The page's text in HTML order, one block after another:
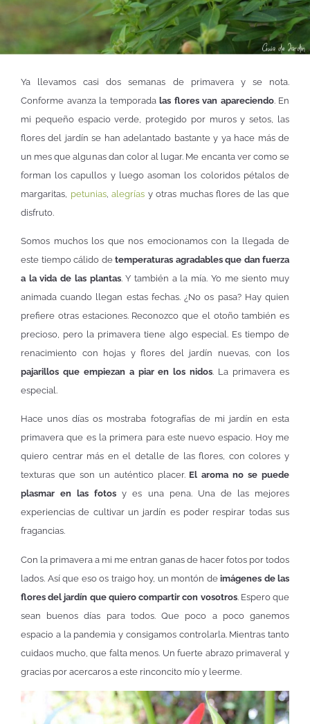
Ya llevamos casi dos semanas de primavera y se nota.
Conforme avanza la temporadalas flores van apareciendo. En
mi pequeño espacio verde, protegido por muros y setos, las
flores del jardín se han adelantado bastante y ya hace más de
un mes que algunas dan color al lugar. Me encanta ver como se
forman los capullos y luego asoman los coloridos pétalos de
margaritas, petunias,alegrías y otras muchas flores de las que
disfruto.
Somos muchos los que nos emocionamos con la llegada de
este tiempo cálido de temperaturas agradables que dan fuerza
a la vida de las plantas. Y también a la mía. Yo me siento muy
animada cuando llegan estas fechas. ¿No os pasa? Hay quien
prefiere otras estaciones. Reconozco que el otoño también es
precioso, pero la primavera tiene algo especial. Es tiempo de
renacimiento con hojas y flores del jardín nuevas, con los
pajarillos que empiezan a piar en los nidos. La primavera es
especial.
Hace unos días os mostraba fotografías de mi jardín en esta
primavera que es la primera para este nuevo espacio. Hoy me
quiero centrar más en el detalle de las flores, con colores y
texturas que son un auténtico placer. El aroma no se puede
plasmar en las fotos y es una pena. Una de las mejores
experiencias de cultivar un jardín es poder respirar todas sus
fragancias.
Con la primavera a mi me entran ganas de hacer fotos por todos
lados. Así que eso os traigo hoy, un montón de imágenes de las
flores del jardín que quiero compartir con vosotros. Espero que
sean buenos días para todos. Que poco a poco ganemos
espacio a la pandemia y consigamos controlarla. Mientras tanto
cuidaos mucho, que falta menos. Un fuerte abrazo primaveral y
gracias por acercaros a este rinconcito mío y leerme.